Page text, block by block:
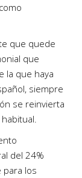
que quede
que
la que haya
siempre
se reinvierta
del 24%
para los